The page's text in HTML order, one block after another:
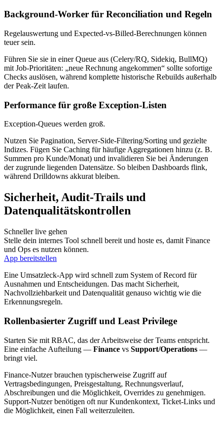
Background‑Worker für Reconciliation und Regeln
Regelauswertung und Expected‑vs‑Billed‑Berechnungen können
teuer sein.
Führen Sie sie in einer Queue aus (Celery/RQ, Sidekiq, BullMQ)
mit Job‑Prioritäten: „neue Rechnung angekommen“ sollte sofortige
Checks auslösen, während komplette historische Rebuilds außerhalb
der Peak‑Zeit laufen.
Performance für große Exception‑Listen
Exception‑Queues werden groß.
Nutzen Sie Pagination, Server‑Side‑Filtering/Sorting und gezielte
Indizes. Fügen Sie Caching für häufige Aggregationen hinzu (z. B.
Summen pro Kunde/Monat) und invalidieren Sie bei Änderungen
der zugrunde liegenden Datensätze. So bleiben Dashboards flink,
während Drilldowns akkurat bleiben.
Sicherheit, Audit‑Trails und
Datenqualitätskontrollen
Schneller live gehen
Stelle dein internes Tool schnell bereit und hoste es, damit Finance
und Ops es nutzen können.
App bereitstellen
Eine Umsatzleck‑App wird schnell zum System of Record für
Ausnahmen und Entscheidungen. Das macht Sicherheit,
Nachvollziehbarkeit und Datenqualität genauso wichtig wie die
Erkennungsregeln.
Rollenbasierter Zugriff und Least Privilege
Starten Sie mit RBAC, das der Arbeitsweise der Teams entspricht.
Eine einfache Aufteilung — Finance vs Support/Operations —
bringt viel.
Finance‑Nutzer brauchen typischerweise Zugriff auf
Vertragsbedingungen, Preisgestaltung, Rechnungsverlauf,
Abschreibungen und die Möglichkeit, Overrides zu genehmigen.
Support‑Nutzer benötigen oft nur Kundenkontext, Ticket‑Links und
die Möglichkeit, einen Fall weiterzuleiten.